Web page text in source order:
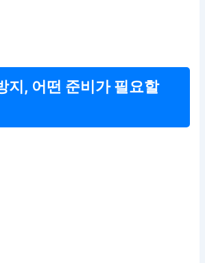
지, 어떤 준비가 필요할